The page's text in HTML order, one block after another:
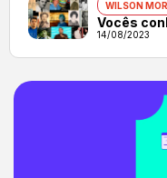
WILSON
Vocês
14/08/2023